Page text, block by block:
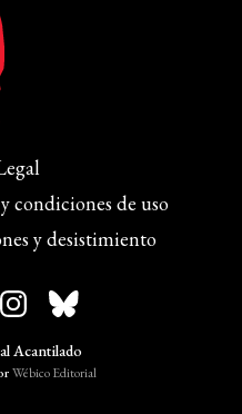
condiciones de uso
y desistimiento
Acantilado
Wébico Editorial